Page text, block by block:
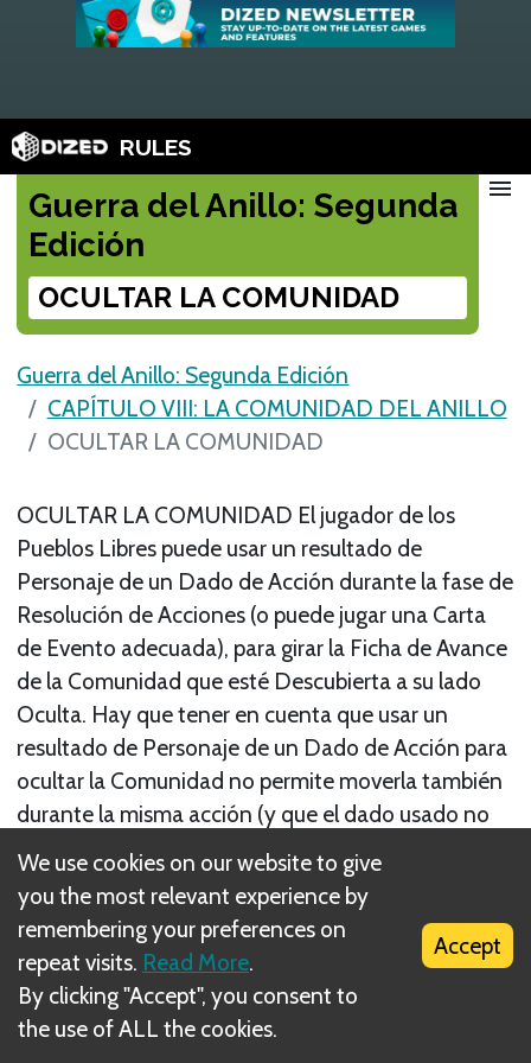
RULES
Guerra del Anillo: Segunda
Edición
OCULTAR LA COMUNIDAD
menu
Guerra del Anillo: Segunda Edición
CAPÍTULO VIII: LA COMUNIDAD DEL ANILLO
OCULTAR LA COMUNIDAD
OCULTAR LA COMUNIDAD El jugador de los
Pueblos Libres puede usar un resultado de
Personaje de un Dado de Acción durante la fase de
Resolución de Acciones (o puede jugar una Carta
de Evento adecuada), para girar la Ficha de Avance
de la Comunidad que esté Descubierta a su lado
Oculta. Hay que tener en cuenta que usar un
resultado de Personaje de un Dado de Acción para
ocultar la Comunidad no permite moverla también
durante la misma acción (y que el dado usado no
se añade a la Casilla de Búsqueda). Para volver a
mover a la Comunidad Oculta, el jugador de los
Pueblos Libres debe usar otro resultado de
Personaje de un Dado de Acción. Recuerda que
para que la Comunidad se pueda mover es
necesario que esté Oculta.
We use cookies on our website to give
you the most relevant experience by
remembering your preferences on
repeat visits. Read More.
By clicking "Accept", you consent to
the use of ALL the cookies.
Accept